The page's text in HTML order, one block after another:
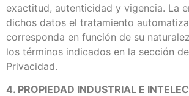
exactitud, autenticidad y vigencia. La
dichos datos el tratamiento
corresponda en función de su
los términos indicados en la sección
Privacidad.
4. PROPIEDAD INDUSTRIAL E